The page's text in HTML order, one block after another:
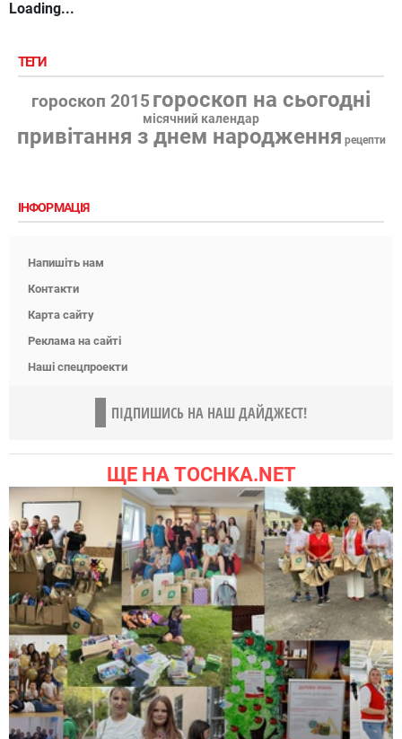
Loading...
ТЕГИ
гороскоп 2015 гороскоп на сьогодні
місячний календар
привітання з днем народження рецепти
ІНФОРМАЦІЯ
Напишіть нам
Контакти
Карта сайту
Реклама на сайті
Наші спецпроекти
ПІДПИШИСЬ НА НАШ ДАЙДЖЕСТ!
ЩЕ НА TOCHKA.NET